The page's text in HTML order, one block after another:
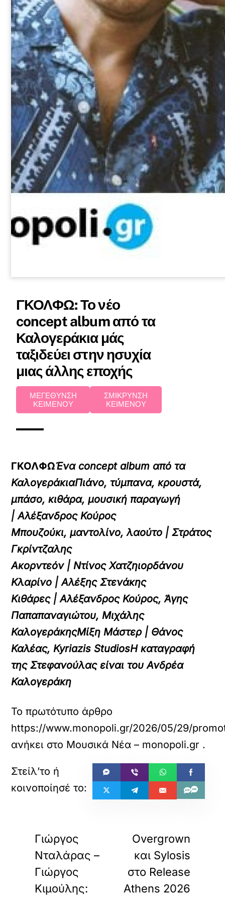
ΓΚΟΛΦΩ: Το νέο
concept album από τα
Καλογεράκια μάς
ταξιδεύει στην ησυχία
μιας άλλης εποχής
ΜΕΓΕΘΥΝΣΗ
ΚΕΙΜΕΝΟΥ
ΣΜΙΚΡΥΝΣΗ
ΚΕΙΜΕΝΟΥ
ΓΚΟΛΦΩΈνα concept album από τα
ΚαλογεράκιαΠιάνο, τύμπανα, κρουστά,
μπάσο, κιθάρα, μουσική παραγωγή
| Αλέξανδρος Κούρος
Μπουζούκι, μαντολίνο, λαούτο | Στράτος
Γκρίντζαλης
Ακορντεόν | Ντίνος Χατζηιορδάνου
Κλαρίνο | Αλέξης Στενάκης
Κιθάρες | Αλέξανδρος Κούρος, Άγης
Παπαπαναγιώτου, Μιχάλης
ΚαλογεράκηςMίξη Μάστερ | Θάνος
Καλέας, Kyriazis StudiosΗ καταγραφή
της Στεφανούλας είναι του Ανδρέα
Καλογεράκη
Το πρωτότυπο άρθρο
https://www.monopoli.gr/2026/05/29/
ανήκει στο Μουσικά Νέα – monopoli.gr .
Γιώργος
Νταλάρας –
Γιώργος
Κιμούλης:
Overgrown
και Sylosis
στο Release
Athens 2026